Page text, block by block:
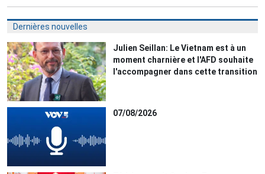
Dernières nouvelles
Julien Seillan: Le Vietnam est à un
moment charnière et l'AFD souhaite
l'accompagner dans cette transition
07/08/2026